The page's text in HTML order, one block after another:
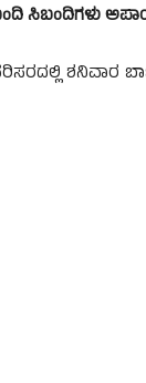
ಸಿಬಂದಿಗಳು
ಶನಿವಾರ